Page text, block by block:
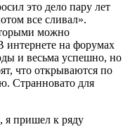
это дело пару лет
все сливал».
можно
интернете на форумах
и весьма успешно, но
что открываются по
Странновато для
я пришел к ряду